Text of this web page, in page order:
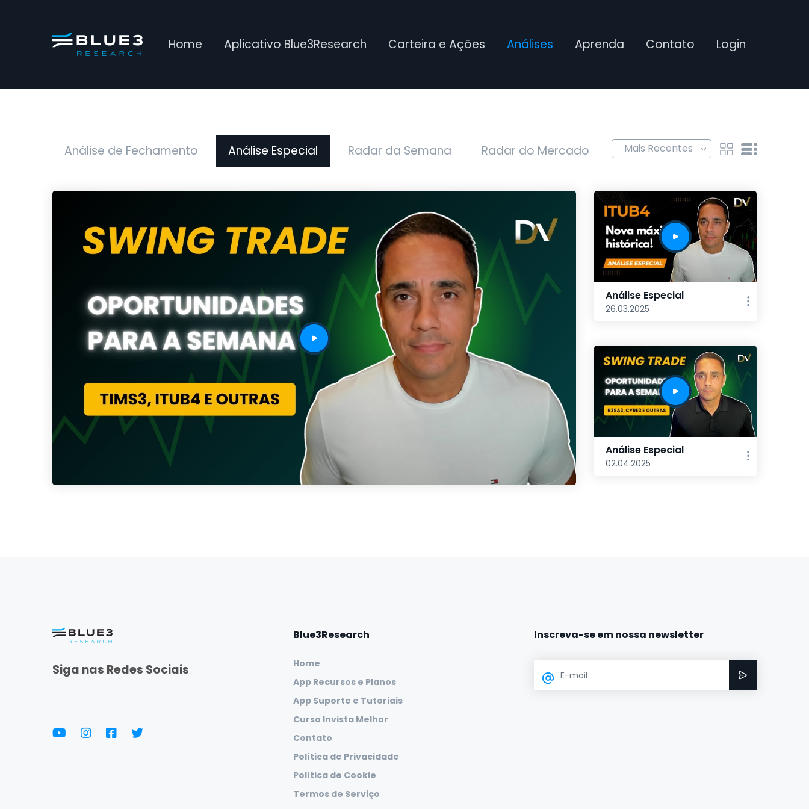
Home Aplicativo Blue3Research Carteira e Ações Análises Aprenda Contato Login
Análise de Fechamento Análise Especial Radar da Semana Radar do Mercado
Análise Especial
26.03.2025
Análise Especial
02.04.2025
Siga nas Redes Sociais
Blue3Research
Home
App Recursos e Planos
App Suporte e Tutoriais
Curso Invista Melhor
Contato
Política de Privacidade
Política de Cookie
Termos de Serviço
Inscreva-se em nossa newsletter